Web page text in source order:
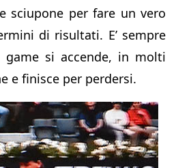
sciupone per fare un vero
di risultati. E’ sempre
si accende, in molti
e finisce per perdersi.